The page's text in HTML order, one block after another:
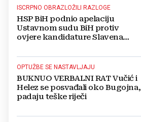
ISCRPNO OBRAZLOŽILI RAZLOGE
HSP BiH podnio apelaciju
Ustavnom sudu BiH protiv
ovjere kandidature Slavena
OPTUŽBE SE NASTAVLJAJU
BUKNUO VERBALNI RAT Vučić i
Helez se posvađali oko Bugojna,
padaju teške riječi